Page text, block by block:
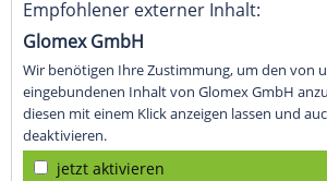
Empfohlener externer Inhalt:
Glomex GmbH
Wir benötigen Ihre Zustimmung, um den von
eingebundenen Inhalt von Glomex GmbH
diesen mit einem Klick anzeigen lassen und
deaktivieren.
jetzt aktivieren